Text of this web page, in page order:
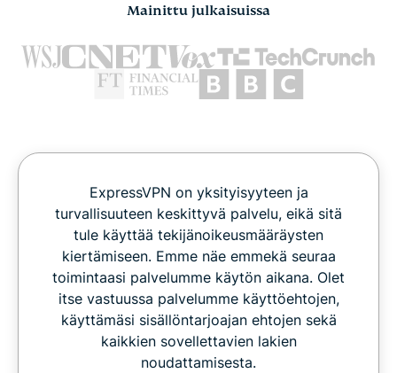
Mainittu julkaisuissa
ExpressVPN on yksityisyyteen ja
turvallisuuteen keskittyvä palvelu, eikä sitä
tule käyttää tekijänoikeusmääräysten
kiertämiseen. Emme näe emmekä seuraa
toimintaasi palvelumme käytön aikana. Olet
itse vastuussa palvelumme käyttöehtojen,
käyttämäsi sisällöntarjoajan ehtojen sekä
kaikkien sovellettavien lakien
noudattamisesta.